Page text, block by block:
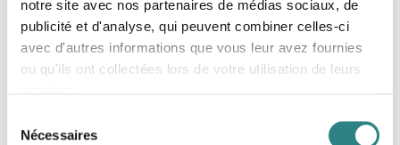
notre site avec nos partenaires de médias sociaux, de
publicité et d'analyse, qui peuvent combiner celles-ci
avec d'autres informations que vous leur avez fournies
ou qu'ils ont collectées lors de votre utilisation de leurs
Nécessaires
Réserver une démo